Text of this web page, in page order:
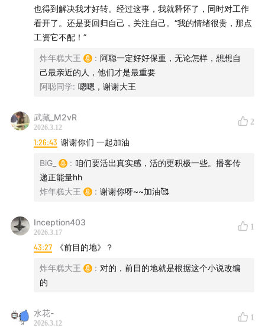
也得到解决我才好转。经过这事，我就释怀了，同时对工作
看开了。还是要回归自己，关注自己。“我的情绪很贵，那点
工资它不配！”
炸年糕大王 : 阿聪一定好好保重，无论怎样，想想自
己最亲近的人，他们才是最重要
阿聪同学: 嗯嗯，谢谢大王
武藏_M2vR
2026.3.12
2
1:26:43 谢谢你们 一起加油
BiG_ : 咱们要活出真实感，活的更积极一些。播客传
递正能量hh
炸年糕大王
: 谢谢你呀~~加油🥰
Inception403
2026.3.17
1
43:27 《前目的地》？
炸年糕大王 : 对的，前目的地就是根据这个小说改编
的
水花-
2026.3.12
1